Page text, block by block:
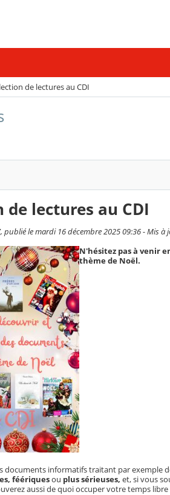
de lectures au CDI
de lectures au CDI
publié le mardi 16 décembre 2025 09:36 - Mis
N'hésitez pas à venir
thème de Noël.
documents informatifs traitant par exemple
féériquesou plus sérieuses, et, si vous
aussi de quoi occuper votre temps libre